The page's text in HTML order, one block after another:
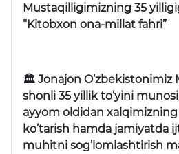
Mustaqilligimizning 35
“Kitobxon ona-millat fahri”
🏛 Jonajon O’zbekistonimiz
shonli 35 yillik to’yini
ayyom oldidan
ko’tarish hamda jamiyatda
muhitni sog’lomlashtirish